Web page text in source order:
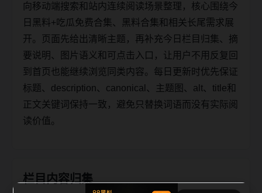
向移动端搜索和站内连续阅读场景整理，核心围绕今
日黑料+吃瓜免费合集、黑料合集和相关长尾需求展
开。页面先给出清晰主题，再补充今日栏目归集、摘
要说明、图片语义和可点击入口，让用户不用反复回
到首页也能继续浏览同类内容。每日更新时优先保证
标题、description、canonical、主题图、alt、title和
正文关键词保持一致，避免只替换词语而没有实际阅
读价值。
栏目内容归集